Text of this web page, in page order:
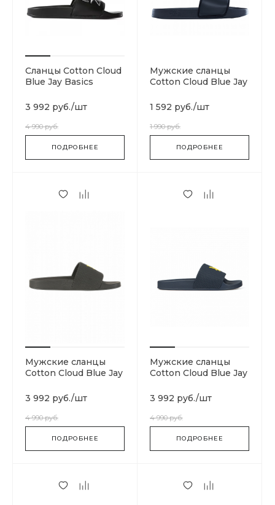
Сланцы Cotton Cloud
Blue Jay Basics
3 992 руб./шт
4 990 руб.
ПОДРОБНЕЕ
Мужские сланцы
Cotton Cloud Blue Jay
1 592 руб./шт
1 990 руб.
ПОДРОБНЕЕ
Мужские сланцы
Cotton Cloud Blue Jay
3 992 руб./шт
4 990 руб.
ПОДРОБНЕЕ
Мужские сланцы
Cotton Cloud Blue Jay
3 992 руб./шт
4 990 руб.
ПОДРОБНЕЕ